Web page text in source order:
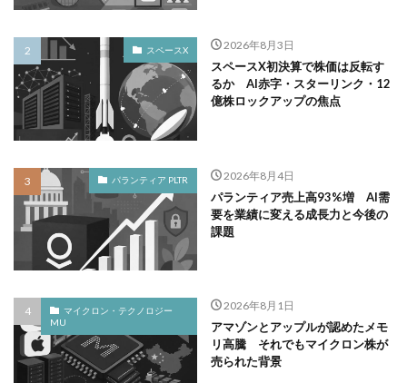
スペースX 2026年8月3日
スペースX初決算で株価は反転す
るか AI赤字・スターリンク・12
億株ロックアップの焦点
パランティア PLTR 2026年8月4日
パランティア売上高93%増 AI需
要を業績に変える成長力と今後の
課題
マイクロン・テクノロジー
MU
2026年8月1日
アマゾンとアップルが認めたメモ
リ高騰 それでもマイクロン株が
売られた背景